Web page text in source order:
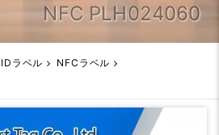
NFC PLH024060
ラベル
NFCラベル